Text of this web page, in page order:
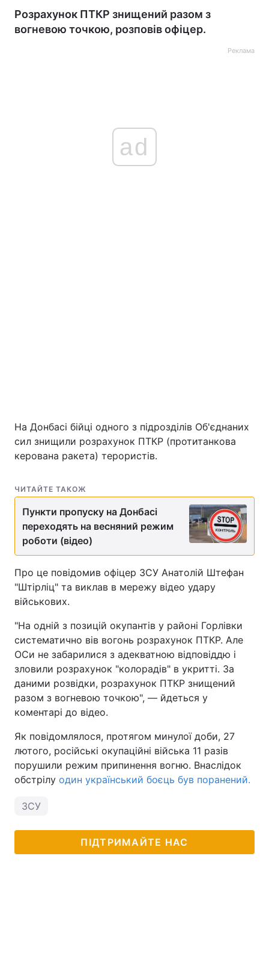
Розрахунок ПТКР знищений разом з
вогневою точкою, розповів офіцер.
Реклама
ad
На Донбасі бійці одного з підрозділів Об'єднаних
сил знищили розрахунок ПТКР (протитанкова
керована ракета) терористів.
ЧИТАЙТЕ ТАКОЖ
Пункти пропуску на Донбасі
переходять на весняний режим
роботи (відео)
Про це повідомив офіцер ЗСУ Анатолій Штефан
"Штірліц" та виклав в мережу відео удару
військових.
"На одній з позицій окупантів у районі Горлівки
систематично вів вогонь розрахунок ПТКР. Але
ОСи не забарилися з адекватною відповіддю і
зловили розрахунок "колорадів" в укритті. За
даними розвідки, розрахунок ПТКР знищений
разом з вогневою точкою", — йдеться у
коментарі до відео.
Як повідомлялося, протягом минулої доби, 27
лютого, російські окупаційні війська 11 разів
порушили режим припинення вогню. Внаслідок
обстрілу один український боєць був поранений.
ЗСУ
ПІДТРИМАЙТЕ НАС